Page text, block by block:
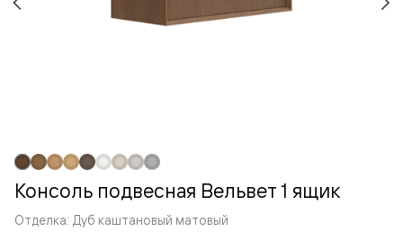
Консоль подвесная Вельвет 1 ящик
Отделка: Дуб каштановый матовый